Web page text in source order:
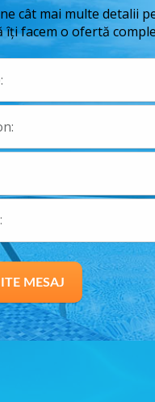
cât mai multe detalii
îți facem o ofertă